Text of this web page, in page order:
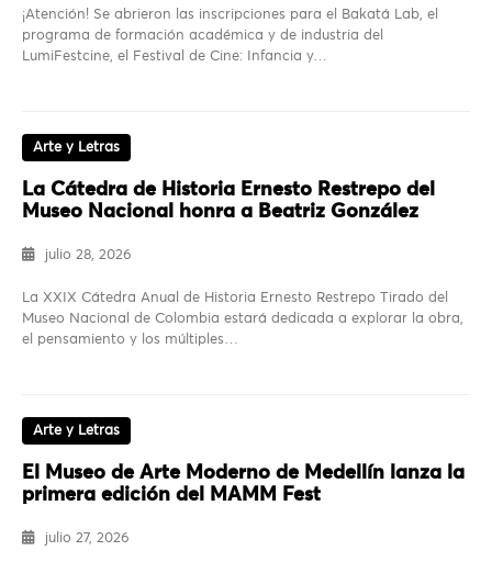
¡Atención! Se abrieron las inscripciones para el Bakatá Lab, el
programa de formación académica y de industria del
LumiFestcine, el Festival de Cine: Infancia y…
Arte y Letras
La Cátedra de Historia Ernesto Restrepo del
Museo Nacional honra a Beatriz González
julio 28, 2026
La XXIX Cátedra Anual de Historia Ernesto Restrepo Tirado del
Museo Nacional de Colombia estará dedicada a explorar la obra,
el pensamiento y los múltiples…
Arte y Letras
El Museo de Arte Moderno de Medellín lanza la
primera edición del MAMM Fest
julio 27, 2026